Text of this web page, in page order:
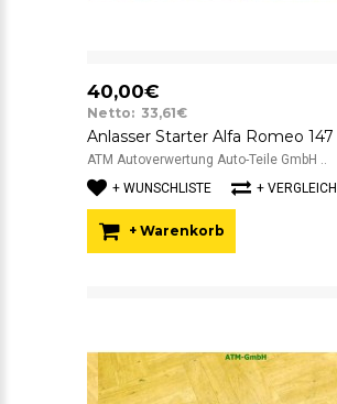
40,00€
Netto: 33,61€
ATM Autoverwertung Auto-Teile GmbH ..
+ WUNSCHLISTE
+ VERGLEICH
+ Warenkorb